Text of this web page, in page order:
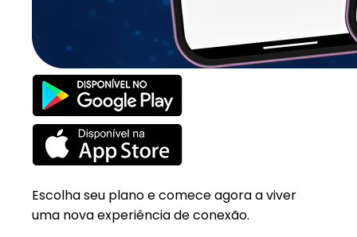
Escolha seu plano e comece agora a viver
uma nova experiência de conexão.